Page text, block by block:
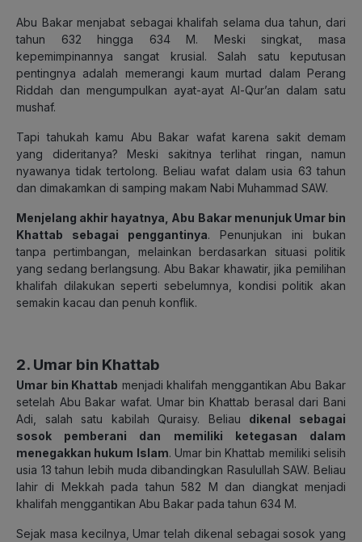
Abu Bakar menjabat sebagai khalifah selama dua tahun, dari
tahun 632 hingga 634 M. Meski singkat, masa
kepemimpinannya sangat krusial. Salah satu keputusan
pentingnya adalah memerangi kaum murtad dalam Perang
Riddah dan mengumpulkan ayat-ayat Al-Qur’an dalam satu
mushaf.
Tapi tahukah kamu Abu Bakar wafat karena sakit demam
yang dideritanya? Meski sakitnya terlihat ringan, namun
nyawanya tidak tertolong. Beliau wafat dalam usia 63 tahun
dan dimakamkan di samping makam Nabi Muhammad SAW.
Menjelang akhir hayatnya, Abu Bakar menunjuk Umar bin
Khattab sebagai penggantinya. Penunjukan ini bukan
tanpa pertimbangan, melainkan berdasarkan situasi politik
yang sedang berlangsung. Abu Bakar khawatir, jika pemilihan
khalifah dilakukan seperti sebelumnya, kondisi politik akan
semakin kacau dan penuh konflik.
2. Umar bin Khattab
Umar bin Khattab menjadi khalifah menggantikan Abu Bakar
setelah Abu Bakar wafat. Umar bin Khattab berasal dari Bani
Adi, salah satu kabilah Quraisy. Beliau dikenal sebagai
sosok pemberani dan memiliki ketegasan dalam
menegakkan hukum Islam. Umar bin Khattab memiliki selisih
usia 13 tahun lebih muda dibandingkan Rasulullah SAW. Beliau
lahir di Mekkah pada tahun 582 M dan diangkat menjadi
khalifah menggantikan Abu Bakar pada tahun 634 M.
Sejak masa kecilnya, Umar telah dikenal sebagai sosok yang